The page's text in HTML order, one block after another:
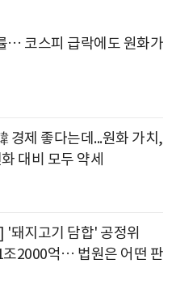
… 코스피 급락에도 원화가
경제 좋다는데...원화 가치,
대비 모두 약세
'돼지고기 담합' 공정위
조2000억… 법원은 어떤 판